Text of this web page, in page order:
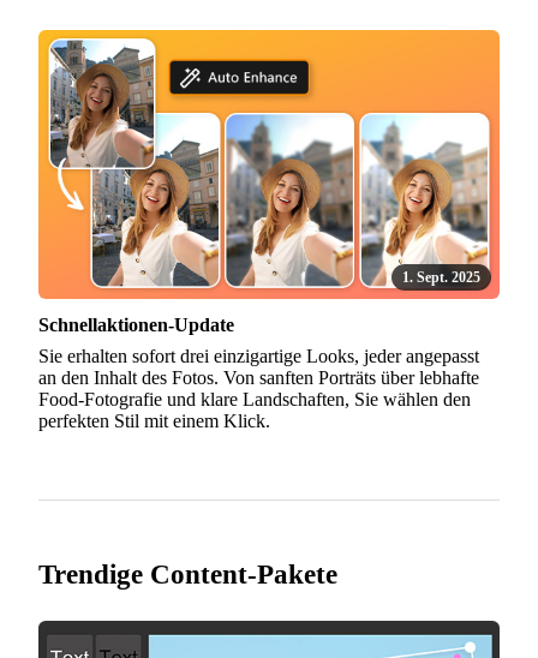
1. Sept. 2025
Schnellaktionen-Update
Sie erhalten sofort drei einzigartige Looks, jeder angepasst
an den Inhalt des Fotos. Von sanften Porträts über lebhafte
Food-Fotografie und klare Landschaften, Sie wählen den
perfekten Stil mit einem Klick.
Trendige Content-Pakete